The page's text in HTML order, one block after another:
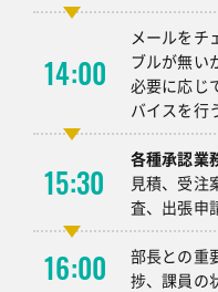
14:00
メールをチ
ブルが無い
必要に応じ
バイスを行
15:30
各種承認業
見積、受注
査、出張申
16:00
部長との重
捗、課員の